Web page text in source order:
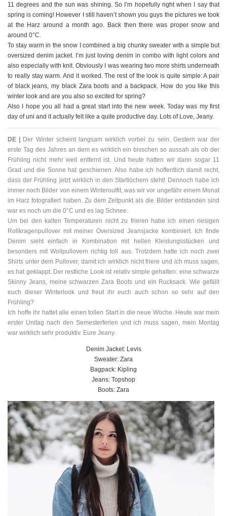
11 degrees and the sun was shining. So I’m hopefully right when I say that
spring is coming! However I still haven’t shown you guys the pictures we took
at the Harz around a month ago. Back then there was proper snow and
around 0°C.
To stay warm in the snow I combined a big chunky sweater with a simple but
oversized denim jacket. I’m just loving denim in combo with light colors and
also especially with knit. Obviously I was wearing two more shirts underneath
to really stay warm. And it worked. The rest of the look is quite simple: A pair
of black jeans, my black Zara boots and a backpack. How do you like this
winter look and are you also so excited for spring?
Also I hope you all had a great start into the new week. Today was my first
day of uni and it actually felt like a quite productive day. Lots of Love, Jeany.
DE |
Der Winter scheint langsam wirklich vorbei zu sein. Gestern war der
erste Tag des Jahres an dem es wirklich ein bisschen so aussah als ob der
Frühling nicht mehr weit entfernt ist. Und heute hatten wir dann sogar 11
Grad und die Sonne hat geschienen. Also habe ich hoffentlich damit recht,
dass der Frühling jetzt wirklich in den Startlöchern steht! Dennoch habe ich
immer noch Bilder von einem Winteroutfit, was wir vor ungefähr einem Monat
im Harz fotografiert haben. Zu dem Zeitpunkt als die Bilder entstanden sind
war es noch um die 0°C und es lag Schnee.
Um bei den kalten Temperaturen nicht zu frieren habe ich einen riesigen
Rollkragenpullover mit meiner Oversized Jeansjacke kombiniert. Ich finde
Denim sieht einfach in Kombination mit hellen Kleidungsstücken und
besonders mit Wollpullovern richtig toll aus. Trotzdem hatte ich noch zwei
Shirts unter dem Pullover, damit ich wirklich nicht friere und ich muss sagen,
es hat geklappt. Der restliche Look ist relativ simple gehalten: eine schwarze
Skinny Jeans, meine schwarzen Zara Boots und ein Rucksack. Wie gefällt
euch dieser Winterlook und freut ihr euch auch schon so sehr auf den
Frühling?
Ich hoffe ihr hattet alle einen tollen Start in die neue Woche. Heute war mein
erster Unitag nach den Semesterferien und ich muss sagen, mein Montag
war wirklich sehr produktiv. Eure Jeany.
Denim Jacket: Levis
Sweater: Zara
Bagpack: Kipling
Jeans: Topshop
Boots: Zara